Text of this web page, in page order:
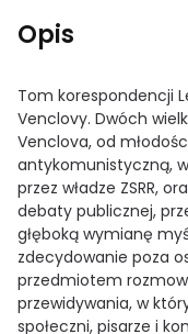
Opis
Tom korespondencji
Venclovy. Dwóch
Venclova, od
antykomunistyczną,
przez władze ZSRR,
debaty publicznej,
głęboką wymianę
zdecydowanie poza
przedmiotem
przewidywania, w
społeczni, pisarze i